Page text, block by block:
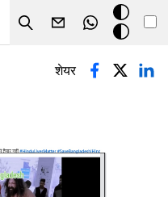
Search
डार्क
मोड
शेयर